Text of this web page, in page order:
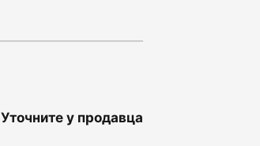
Уточните у продавца